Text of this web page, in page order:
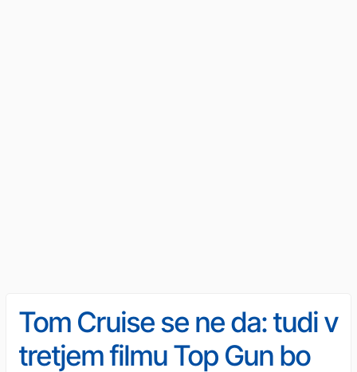
Tom Cruise se ne da: tudi v
tretjem filmu Top Gun bo